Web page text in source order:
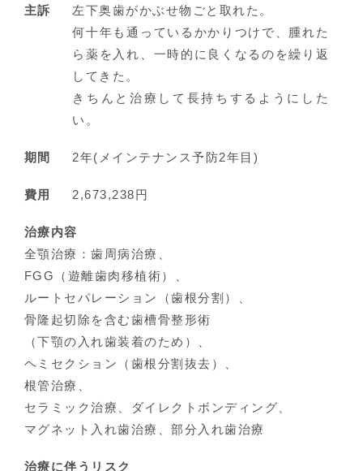
主訴
左下奥歯がかぶせ物ごと取れた。
何十年も通っているかかりつけで、腫れた
ら薬を入れ、一時的に良くなるのを繰り返
してきた。
きちんと治療して長持ちするようにした
い。
期間 2年(メインテナンス予防2年目)
費用 2,673,238円
治療内容
全顎治療：歯周病治療、
FGG（遊離歯肉移植術）、
ルートセパレーション（歯根分割）、
骨隆起切除を含む歯槽骨整形術
（下顎の入れ歯装着のため）、
ヘミセクション（歯根分割抜去）、
根管治療、
セラミック治療、ダイレクトボンディング、
マグネット入れ歯治療、部分入れ歯治療
治療に伴うリスク